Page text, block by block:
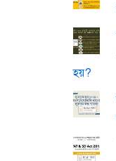
হয়?